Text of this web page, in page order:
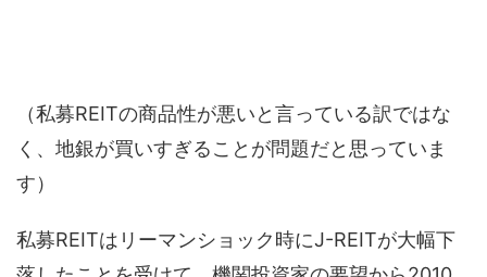
（私募REITの商品性が悪いと言っている訳ではな
く、地銀が買いすぎることが問題だと思っていま
す）
私募REITはリーマンショック時にJ-REITが大幅下